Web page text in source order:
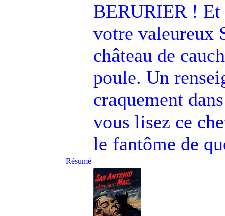
BERURIER ! Et
votre valeureux
château de
poule. Un
craquement
vous lisez ce
le fantôme de
Résumé